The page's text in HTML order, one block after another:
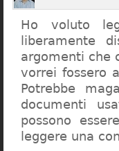
Ho voluto
liberamente
argomenti che
vorrei fossero
Potrebbe
documenti
possono
leggere una